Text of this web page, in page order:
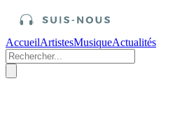
AccueilArtistesMusiqueActualités